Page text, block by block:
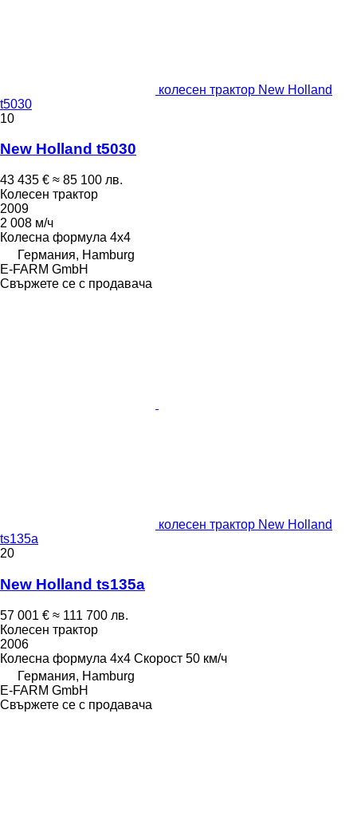
колесен трактор New Holland
t5030
10
New Holland t5030
43 435 € ≈ 85 100 лв.
Колесен трактор
2009
2 008 м/ч
Колесна формула 4x4
Германия, Hamburg
E-FARM GmbH
Свържете се с продавача
колесен трактор New Holland
ts135a
20
New Holland ts135a
57 001 € ≈ 111 700 лв.
Колесен трактор
2006
Колесна формула 4x4 Скорост 50 км/ч
Германия, Hamburg
E-FARM GmbH
Свържете се с продавача